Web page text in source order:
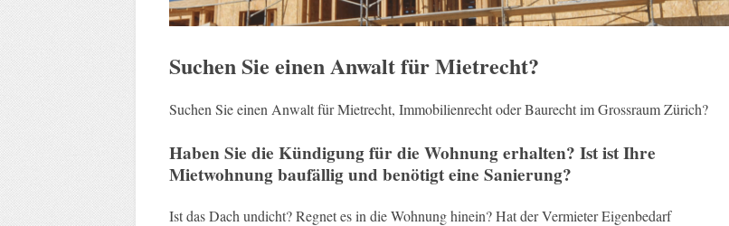
Suchen Sie einen Anwalt für Mietrecht?
Suchen Sie einen Anwalt für Mietrecht, Immobilienrecht oder Baurecht im Grossraum Zürich?
Haben Sie die Kündigung für die Wohnung erhalten? Ist ist Ihre
Mietwohnung baufällig und benötigt eine Sanierung?
Ist das Dach undicht? Regnet es in die Wohnung hinein? Hat der Vermieter Eigenbedarf